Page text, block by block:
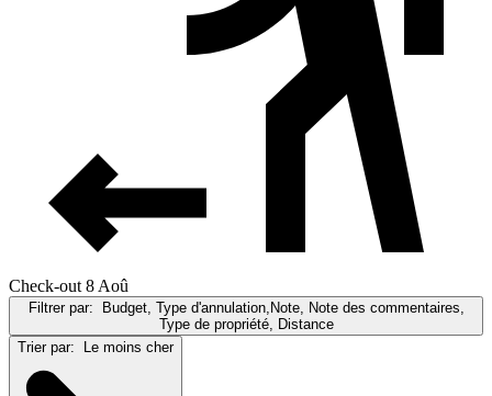
Check-out 8 Aoû
Filtrer par:
Budget, Type d'annulation,Note, Note des commentaires,
Type de propriété, Distance
Trier par:
Le moins cher